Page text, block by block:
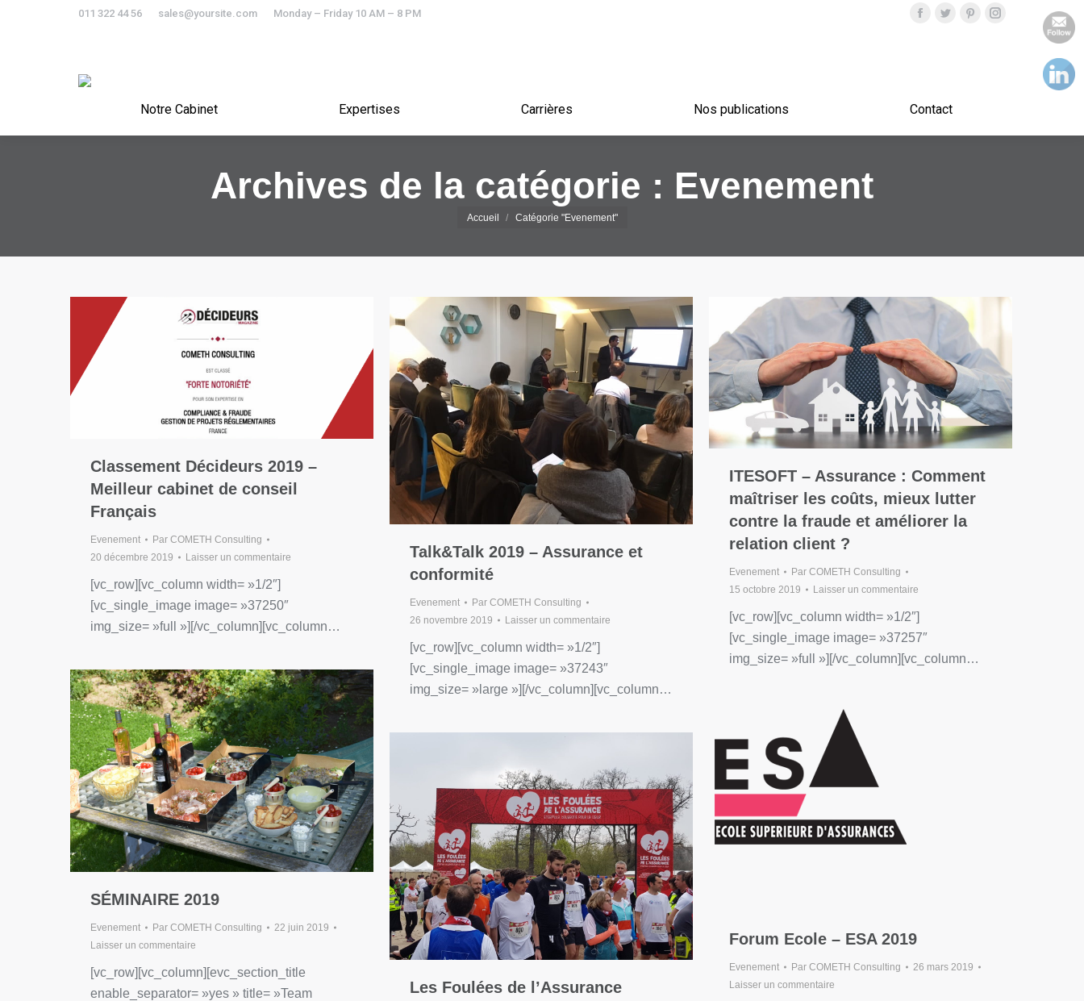
011 322 44 56 sales@yoursite.com Monday – Friday 10 AM – 8 PM
Notre Cabinet Expertises Carrières Nos publications Contact
Archives de la catégorie : Evenement
Vous êtes ici :
Accueil Catégorie "Evenement"
Classement Décideurs 2019 –
Meilleur cabinet de conseil
Français
Evenement Par COMETH Consulting
20 décembre 2019
Laisser un commentaire
[vc_row][vc_column width= »1/2″]
[vc_single_image image= »37250″
img_size= »full »][/vc_column][vc_column…
Talk&Talk 2019 – Assurance et
conformité
Evenement Par COMETH Consulting
26 novembre 2019
Laisser un commentaire
[vc_row][vc_column width= »1/2″]
[vc_single_image image= »37243″
img_size= »large »][/vc_column][vc_column…
ITESOFT – Assurance : Comment
maîtriser les coûts, mieux lutter
contre la fraude et améliorer la
relation client ?
Evenement Par COMETH Consulting
15 octobre 2019
Laisser un commentaire
[vc_row][vc_column width= »1/2″]
[vc_single_image image= »37257″
img_size= »full »][/vc_column][vc_column…
SÉMINAIRE 2019
Evenement Par COMETH Consulting
22 juin 2019
Laisser un commentaire
[vc_row][vc_column][evc_section_title
enable_separator= »yes » title= »Team
Forum Ecole – ESA 2019
Evenement Par COMETH Consulting
26 mars 2019
Laisser un commentaire
Les Foulées de l’Assurance